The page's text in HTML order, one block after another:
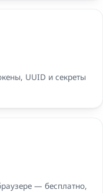
UUID и секреты
— бесплатно,